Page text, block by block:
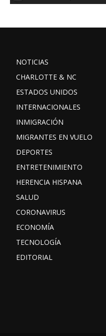
NOTICIAS
CHARLOTTE & NC
ESTADOS UNIDOS
INTERNACIONALES
INMIGRACIÓN
MIGRANTES EN VUELO
DEPORTES
ENTRETENIMIENTO
HERENCIA HISPANA
SALUD
CORONAVIRUS
ECONOMÍA
TECNOLOGÍA
EDITORIAL